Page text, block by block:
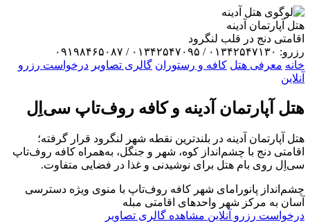
هتل آپارتمان آدینه
اقامتی دنج در قلب لنگرود
رزرو: ۰۱۳۴۲۵۴۷۱۳۰ / ۰۱۳۴۲۵۴۷۰۹۵ / ۰۹۱۹۸۴۶۵۰۸۷
خانه معرفی هتل کافه و رستوران گالری تصاویر درخواست رزرو
آنلاین
هتل آپارتمان آدینه و کافه روف‌تاپ سی‌اِل
هتل آپارتمان آدینه در بلندترین نقطه شهر لنگرود قرار گرفته؛
اقامتی دنج با چشم‌انداز کوه، شهر و جنگل، به‌همراه کافه روف‌تاپ
سی‌اِل روی بام هتل برای نوشیدنی و غذا در فضایی متفاوت.
چشم‌انداز پانورامای شهر کافه روف‌تاپ با منوی ویژه دسترسی
آسان به مرکز شهر واحدهای اقامتی مبله
درخواست رزرو آنلاین مشاهده گالری تصاویر